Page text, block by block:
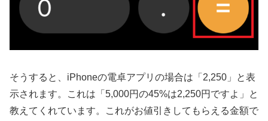
そうすると、iPhoneの電卓アプリの場合は「2,250」と表
示されます。これは「5,000円の45%は2,250円ですよ」と
教えてくれています。これがお値引きしてもらえる金額で